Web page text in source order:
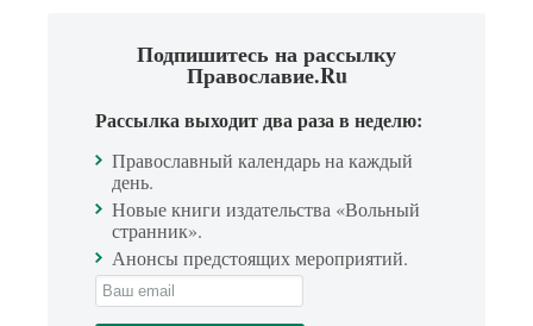
Подпишитесь на рассылку
Православие.Ru
Рассылка выходит два раза в неделю:
Православный календарь на каждый
день.
Новые книги издательства «Вольный
странник».
Анонсы предстоящих мероприятий.